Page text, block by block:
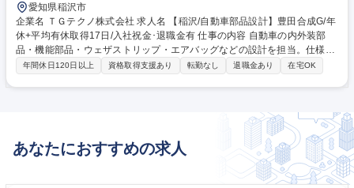
愛知県稲沢市
企業名 ＴＧテクノ株式会社 求人名 【稲沢/自動車部品設計】豊田合成G/年
休+平均有休取得17日/入社祝金･退職金有 仕事の内容 自動車の内外装部
品・機能部品・ウェザストリップ・エアバッグなどの設計を担当。仕様検
討から3D設計、関係部署との調整、量産化まで一貫して携わり、性能・
した仕様検討、基礎設計、詳細設計 ■3Dモデリングによる製品成立性の確
認および設計調整 ■顧客や関連部署との打ち合わせ・折衝による図面品質
向上 ■量産化を見据えた設計課題の洗い出し、改善提案 募集職種 【稲沢/
自動車部品設計】豊田合成G/年休+平均有休取得17日/入社祝金･退職金有
年間休日120日以上 資格取得支援あり 転勤なし 退職金あり 在宅OK
あなたにおすすめの求人